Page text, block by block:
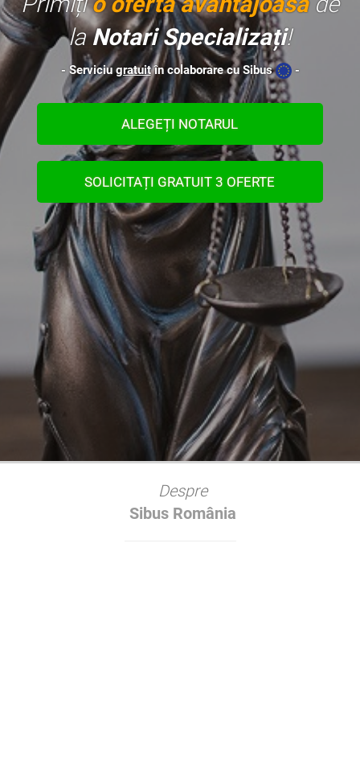
laNotari Specializați!
- Serviciugratuitîn colaborare cu Sibus -
ALEGEȚI NOTARUL
SOLICITAȚI GRATUIT 3 OFERTE
Despre
Sibus România